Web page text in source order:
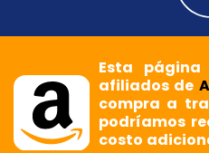
Esta página
afiliados de
compra a
podríamos
costo